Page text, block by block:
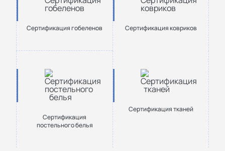
Сертификация гобеленов Сертификация ковриков
Сертификация
постельного белья
Сертификация тканей